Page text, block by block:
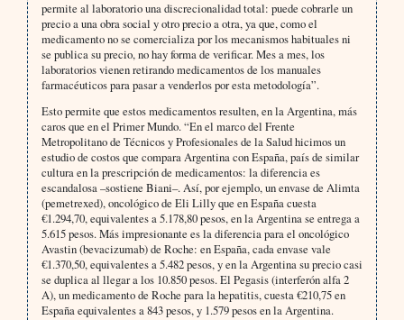
permite al laboratorio una discrecionalidad total: puede cobrarle un
precio a una obra social y otro precio a otra, ya que, como el
medicamento no se comercializa por los mecanismos habituales ni
se publica su precio, no hay forma de verificar. Mes a mes, los
laboratorios vienen retirando medicamentos de los manuales
farmacéuticos para pasar a venderlos por esta metodología”.
Esto permite que estos medicamentos resulten, en la Argentina, más
caros que en el Primer Mundo. “En el marco del Frente
Metropolitano de Técnicos y Profesionales de la Salud hicimos un
estudio de costos que compara Argentina con España, país de similar
cultura en la prescripción de medicamentos: la diferencia es
escandalosa –sostiene Biani–. Así, por ejemplo, un envase de Alimta
(pemetrexed), oncológico de Eli Lilly que en España cuesta
€1.294,70, equivalentes a 5.178,80 pesos, en la Argentina se entrega a
5.615 pesos. Más impresionante es la diferencia para el oncológico
Avastin (bevacizumab) de Roche: en España, cada envase vale
€1.370,50, equivalentes a 5.482 pesos, y en la Argentina su precio casi
se duplica al llegar a los 10.850 pesos. El Pegasis (interferón alfa 2
A), un medicamento de Roche para la hepatitis, cuesta €210,75 en
España equivalentes a 843 pesos, y 1.579 pesos en la Argentina.